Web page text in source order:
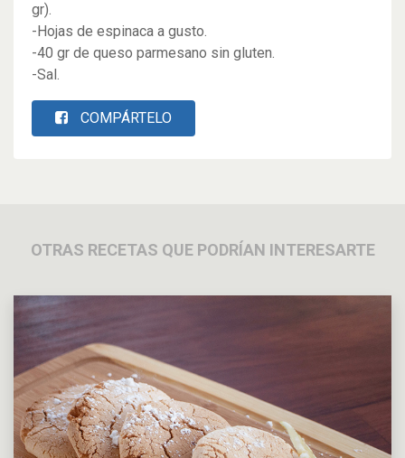
gr).
-Hojas de espinaca a gusto.
-40 gr de queso parmesano sin gluten.
-Sal.
COMPÁRTELO
OTRAS RECETAS QUE PODRÍAN INTERESARTE